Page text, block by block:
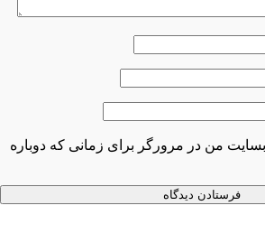
من در مرورگر برای زمانی که دوباره